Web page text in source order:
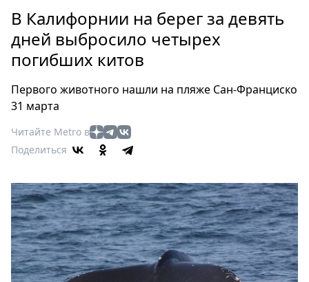
Россия
Мир
Здоровье
Туризм
Театр
Кино
Книги
Выставки
Пресс-
релизы
О
В Калифорнии на берег за девять
дней выбросило четырех
погибших китов
Первого животного нашли на пляже Сан-Франциско
31 марта
Читайте Metro в
Поделиться